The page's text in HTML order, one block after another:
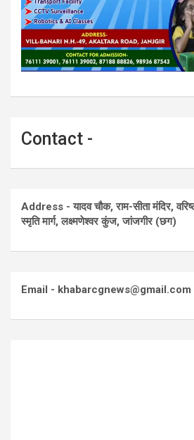
Contact -
Address - यादव चौक, राम-सीता मंदिर,
स्मृति मार्ग, लक्ष्मणेश्वर कुंज, जांजगीर (छग)
Email - khabarcgnews@gmail.com